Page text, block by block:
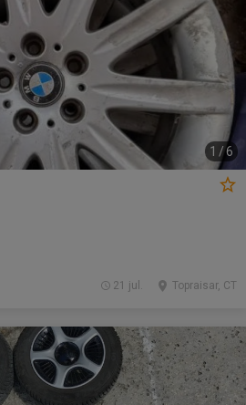
1 /6
Topraisar, CT
21 jul.